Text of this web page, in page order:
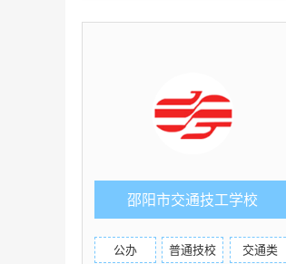
邵阳市交通技工学校
公办 普通技校 交通类